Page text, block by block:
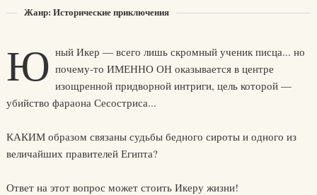
Жанр: Исторические приключения
Ю ный Икер — всего лишь скромный ученик писца... но
почему-то ИМЕННО ОН оказывается в центре
изощренной придворной интриги, цель которой —
убийство фараона Сесостриса...
КАКИМ образом связаны судьбы бедного сироты и одного из
величайших правителей Египта?
Ответ на этот вопрос может стоить Икеру жизни!